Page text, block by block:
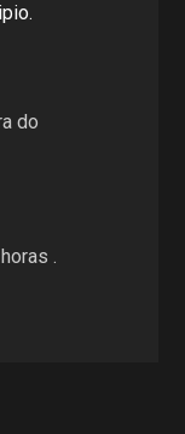
do
.